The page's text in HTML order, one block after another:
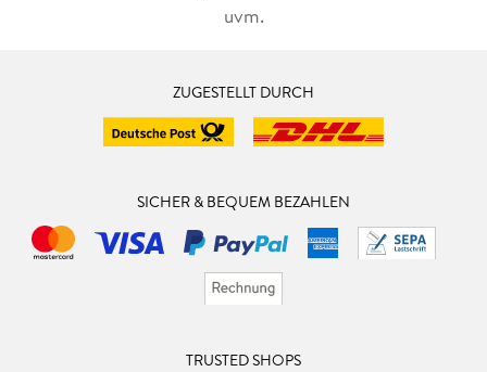
uvm.
ZUGESTELLT DURCH
SICHER & BEQUEM BEZAHLEN
TRUSTED SHOPS